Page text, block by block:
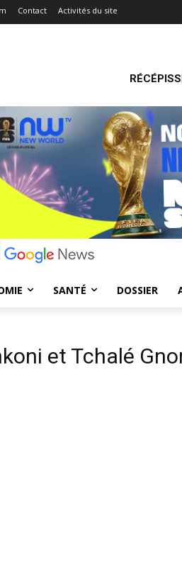
Contact Activités du site
SANTÉ DOSSIER
et Tchalé